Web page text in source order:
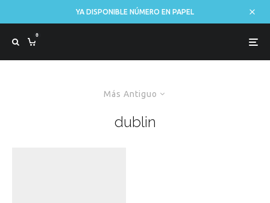
YA DISPONIBLE NÚMERO EN PAPEL
0
Más Antiguo
dublin